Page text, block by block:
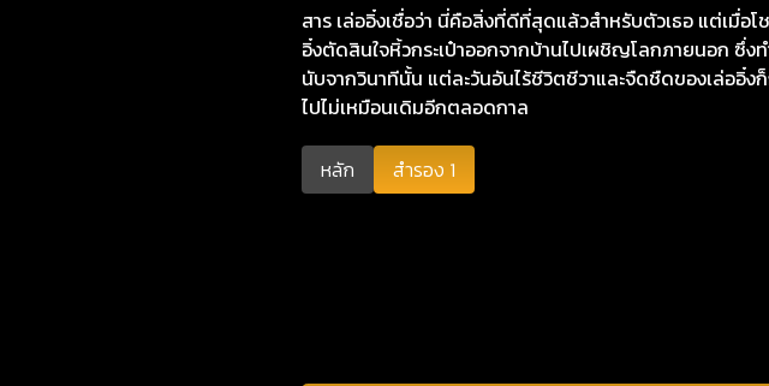
สาร เล่ออิ๋งเชื่อว่า นี่คือสิ่งที่ดีที่สุดแล้วสำหรับตัวเธอ แต่เมื่อ
อิ๋งตัดสินใจหิ้วกระเป๋าออกจากบ้านไปเผชิญโลกภายนอก ซึ่
นับจากวินาทีนั้น แต่ละวันอันไร้ชีวิตชีวาและจืดชืดของเล่อ
ไปไม่เหมือนเดิมอีกตลอดกาล
หลัก สำรอง 1